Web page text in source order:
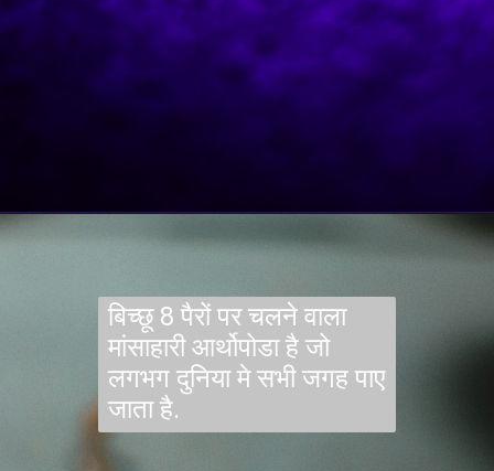
बिच्छू 8 पैरों पर चलने वाला
मांसाहारी आर्थोपोडा है जो
लगभग दुनिया मे सभी जगह पाए
जाता है.